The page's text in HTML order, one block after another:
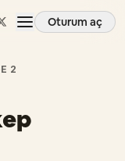
Oturum aç
2